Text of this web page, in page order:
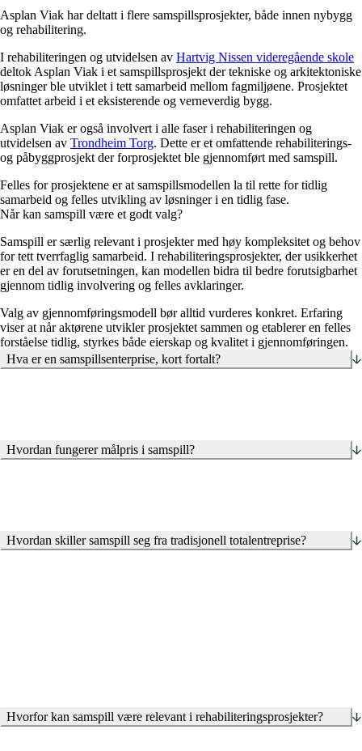
Asplan Viak har deltatt i flere samspillsprosjekter, både innen nybygg
og rehabilitering.
I rehabiliteringen og utvidelsen av Hartvig Nissen videregående skole
deltok Asplan Viak i et samspillsprosjekt der tekniske og arkitektoniske
løsninger ble utviklet i tett samarbeid mellom fagmiljøene. Prosjektet
omfattet arbeid i et eksisterende og verneverdig bygg.
Asplan Viak er også involvert i alle faser i rehabiliteringen og
utvidelsen av Trondheim Torg. Dette er et omfattende rehabiliterings-
og påbyggprosjekt der forprosjektet ble gjennomført med samspill.
Felles for prosjektene er at samspillsmodellen la til rette for tidlig
samarbeid og felles utvikling av løsninger i en tidlig fase.
Når kan samspill være et godt valg?
Samspill er særlig relevant i prosjekter med høy kompleksitet og behov
for tett tverrfaglig samarbeid. I rehabiliteringsprosjekter, der usikkerhet
er en del av forutsetningen, kan modellen bidra til bedre forutsigbarhet
gjennom tidlig involvering og felles avklaringer.
Valg av gjennomføringsmodell bør alltid vurderes konkret. Erfaring
viser at når aktørene utvikler prosjektet sammen og etablerer en felles
forståelse tidlig, styrkes både eierskap og kvalitet i gjennomføringen.
Hva er en samspillsenterprise, kort fortalt?
Hvordan fungerer målpris i samspill?
Hvordan skiller samspill seg fra tradisjonell totalentreprise?
Hvorfor kan samspill være relevant i rehabiliteringsprosjekter?